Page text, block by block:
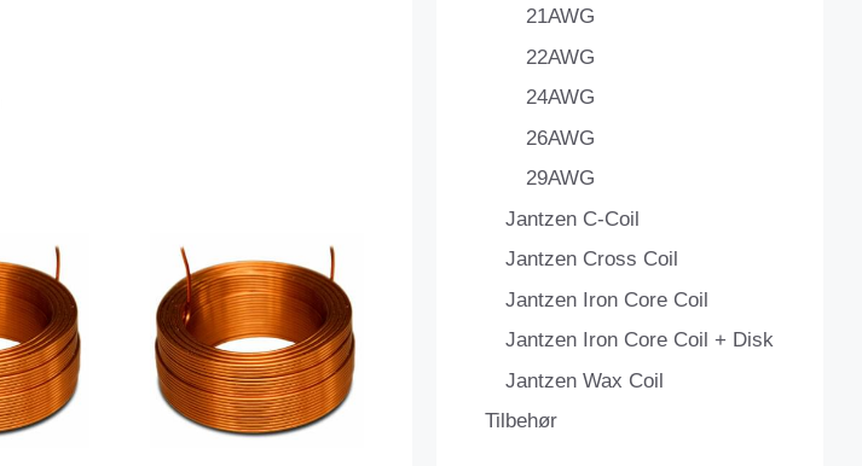
21AWG
22AWG
24AWG
26AWG
29AWG
Jantzen C-Coil
Jantzen Cross Coil
Jantzen Iron Core Coil
Jantzen Iron Core Coil + Disk
Jantzen Wax Coil
Tilbehør